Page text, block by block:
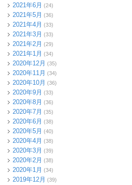
2021年6月 (24)
2021年5月 (36)
2021年4月 (33)
2021年3月 (33)
2021年2月 (29)
2021年1月 (34)
2020年12月 (35)
2020年11月 (34)
2020年10月 (36)
2020年9月 (33)
2020年8月 (36)
2020年7月 (35)
2020年6月 (38)
2020年5月 (40)
2020年4月 (38)
2020年3月 (39)
2020年2月 (38)
2020年1月 (34)
2019年12月 (39)